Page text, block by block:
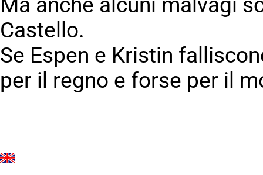
Castello.
Se Espen e Kristin
per il regno e forse per il